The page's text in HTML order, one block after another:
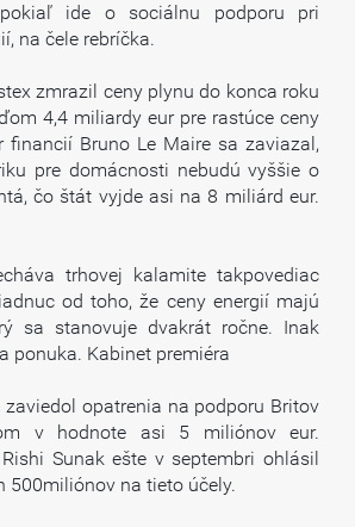
ide o sociálnu podporu pri
na čele rebríčka.
zmrazil ceny plynu do konca roku
4,4 miliardy eur pre rastúce ceny
financií Bruno Le Maire sa zaviazal,
pre domácnosti nebudú vyššie o
čo štát vyjde asi na 8 miliárd eur.
trhovej kalamite takpovediac
od toho, že ceny energií majú
sa stanovuje dvakrát ročne. Inak
ponuka. Kabinet premiéra
opatrenia na podporu Britov
v hodnote asi 5 miliónov eur.
Sunak ešte v septembri ohlásil
500miliónov na tieto účely.